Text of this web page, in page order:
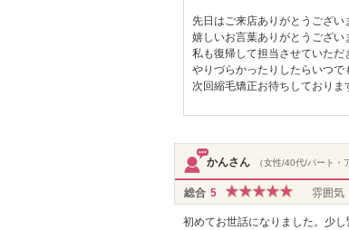
先日はご来店ありがとうござい
嬉しいお言葉ありがとうござい
私も復帰して担当させていただ
やりづらかったりしたらいつで
次回縮毛矯正お待ちしておりま
福
かんさん （女性/40代/パート・
総合 5 雰囲気
初めてお世話になりました。少